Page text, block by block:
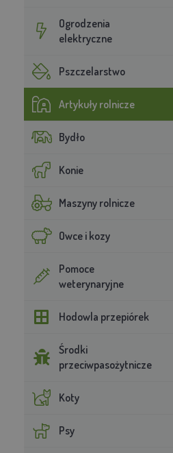
Ogrodzenia
elektryczne
Pszczelarstwo
Artykuły rolnicze
Bydło
Konie
Maszyny rolnicze
Owce i kozy
Pomoce
weterynaryjne
Hodowla przepiórek
Środki
przeciwpasożytnicze
Koty
Psy